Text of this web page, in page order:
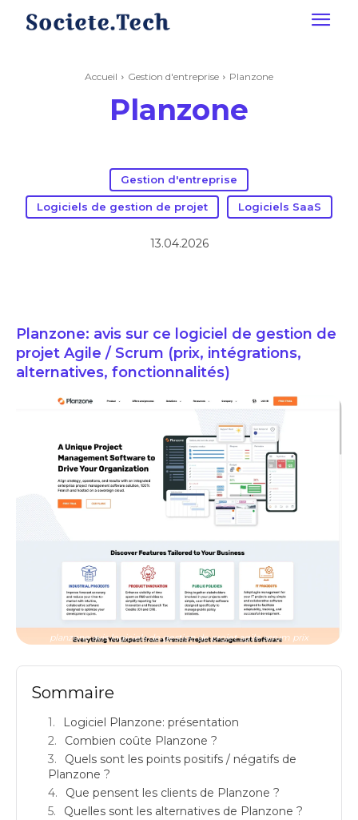
Accueil Gestion d'entreprise Planzone
Planzone
Gestion d'entreprise
Logiciels de gestion de projet Logiciels SaaS
13.04.2026
Planzone: avis sur ce logiciel de gestion de
projet Agile / Scrum (prix, intégrations,
alternatives, fonctionnalités)
planzone avis logiciels de gestion de projet agile scrum prix
Sommaire
Logiciel Planzone: présentation
Combien coûte Planzone ?
Quels sont les points positifs / négatifs de
Planzone ?
Que pensent les clients de Planzone ?
Quelles sont les alternatives de Planzone ?